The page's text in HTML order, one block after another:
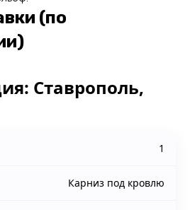
(по
Ставрополь,
1
Карниз под кровлю